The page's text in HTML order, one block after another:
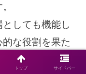
しても機能し
な役割を果た
トップ サイドバー